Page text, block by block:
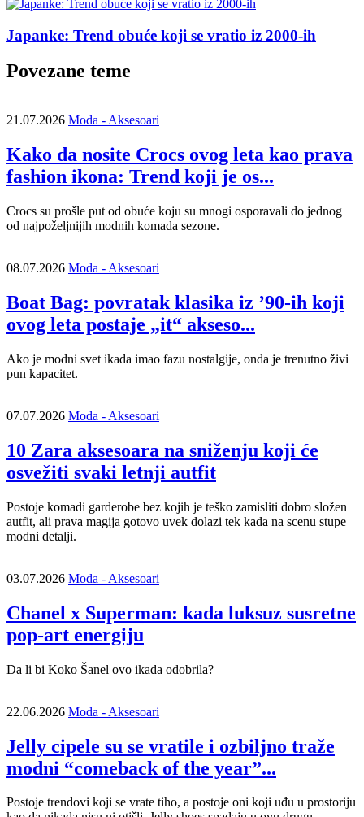
Japanke: Trend obuće koji se vratio iz 2000-ih
Povezane teme
21.07.2026 Moda - Aksesoari
Kako da nosite Crocs ovog leta kao prava
fashion ikona: Trend koji je os...
Crocs su prošle put od obuće koju su mnogi osporavali do jednog
od najpoželjnijih modnih komada sezone.
08.07.2026 Moda - Aksesoari
Boat Bag: povratak klasika iz ’90-ih koji
ovog leta postaje „it“ akseso...
Ako je modni svet ikada imao fazu nostalgije, onda je trenutno živi
pun kapacitet.
07.07.2026 Moda - Aksesoari
10 Zara aksesoara na sniženju koji će
osvežiti svaki letnji autfit
Postoje komadi garderobe bez kojih je teško zamisliti dobro složen
autfit, ali prava magija gotovo uvek dolazi tek kada na scenu stupe
modni detalji.
03.07.2026 Moda - Aksesoari
Chanel x Superman: kada luksuz susretne
pop-art energiju
Da li bi Koko Šanel ovo ikada odobrila?
22.06.2026 Moda - Aksesoari
Jelly cipele su se vratile i ozbiljno traže
modni “comeback of the year”...
Postoje trendovi koji se vrate tiho, a postoje oni koji uđu u prostoriju